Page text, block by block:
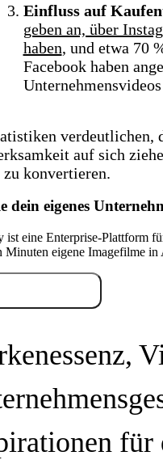
Einfluss auf
geben an, über
haben, und etwa 70
Facebook haben
verdeutlichen,
auf sich
konvertieren.
dein eigenes
ist eine Enterprise-Plattform
Minuten eigene Imagefilme
für